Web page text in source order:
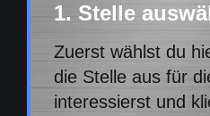
1. Stelle
Zuerst wählst du
die Stelle aus für
interessierst und